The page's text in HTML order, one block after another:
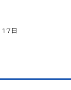
17 日